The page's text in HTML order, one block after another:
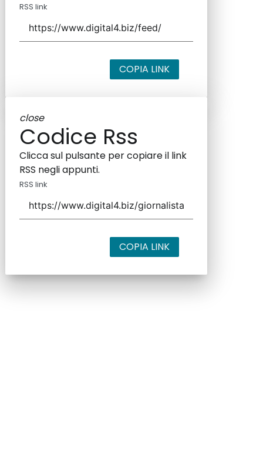
RSS link
COPIA LINK
close
Codice Rss
Clicca sul pulsante per copiare il link
RSS negli appunti.
RSS link
COPIA LINK